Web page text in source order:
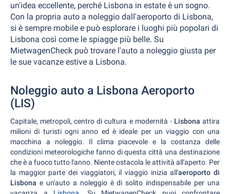
un'idea eccellente, perché Lisbona in estate è un sogno.
Con la propria auto a noleggio dall'aeroporto di Lisbona,
si è sempre mobile e può esplorare i luoghi più popolari di
Lisbona così come le spiagge più belle. Su
MietwagenCheck può trovare l'auto a noleggio giusta per
le sue vacanze estive a Lisbona.
Noleggio auto a Lisbona Aeroporto
(LIS)
Capitale, metropoli, centro di cultura e modernità - Lisbonaattira
milioni di turisti ogni anno ed è ideale per un viaggio con una
macchina a noleggio. Il clima piacevole e la costanza delle
condizioni meteorologiche fanno di questa città una destinazione
che è a fuoco tutto l'anno. Niente ostacola le attività all'aperto. Per
la maggior parte dei viaggiatori, il viaggio inizia all'aeroporto di
Lisbona e un'auto a noleggio è di solito indispensabile per una